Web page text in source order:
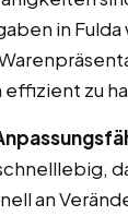
in Fulda
zu
an